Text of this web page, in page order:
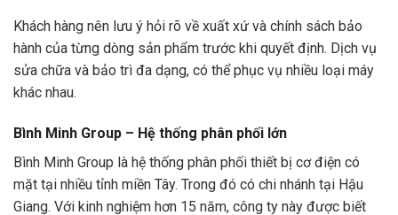
Khách hàng nên lưu ý hỏi rõ về xuất xứ và chính sách bảo
hành của từng dòng sản phẩm trước khi quyết định. Dịch vụ
sửa chữa và bảo trì đa dạng, có thể phục vụ nhiều loại máy
khác nhau.
Bình Minh Group – Hệ thống phân phối lớn
Bình Minh Group là hệ thống phân phối thiết bị cơ điện có
mặt tại nhiều tỉnh miền Tây. Trong đó có chi nhánh tại Hậu
Giang. Với kinh nghiệm hơn 15 năm, công ty này được biết